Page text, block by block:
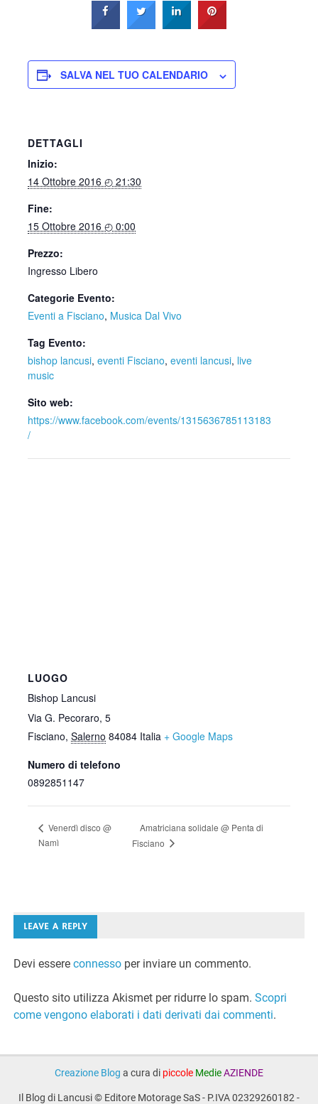
SALVA NEL TUO CALENDARIO
DETTAGLI
Inizio:
14 Ottobre 2016 ◴ 21:30
Fine:
15 Ottobre 2016 ◴ 0:00
Prezzo:
Ingresso Libero
Categorie Evento:
Eventi a Fisciano, Musica Dal Vivo
Tag Evento:
bishop lancusi,eventi Fisciano,eventi lancusi, live
music
Sito web:
https://www.facebook.com/events/1315636785113183
/
LUOGO
Bishop Lancusi
Via G. Pecoraro, 5
Fisciano, Salerno 84084 Italia + Google Maps
Numero di telefono
0892851147
Venerdì disco @
Namì
Amatriciana solidale @ Penta di
Fisciano
LEAVE A REPLY
Devi essereconnesso per inviare un commento.
Questo sito utilizza Akismet per ridurre lo spam.Scopri
come vengono elaborati i dati derivati dai commenti.
Creazione Blog a cura di piccole MedieAZIENDE
Il Blog di Lancusi © Editore Motorage SaS - P.IVA 02329260182 -